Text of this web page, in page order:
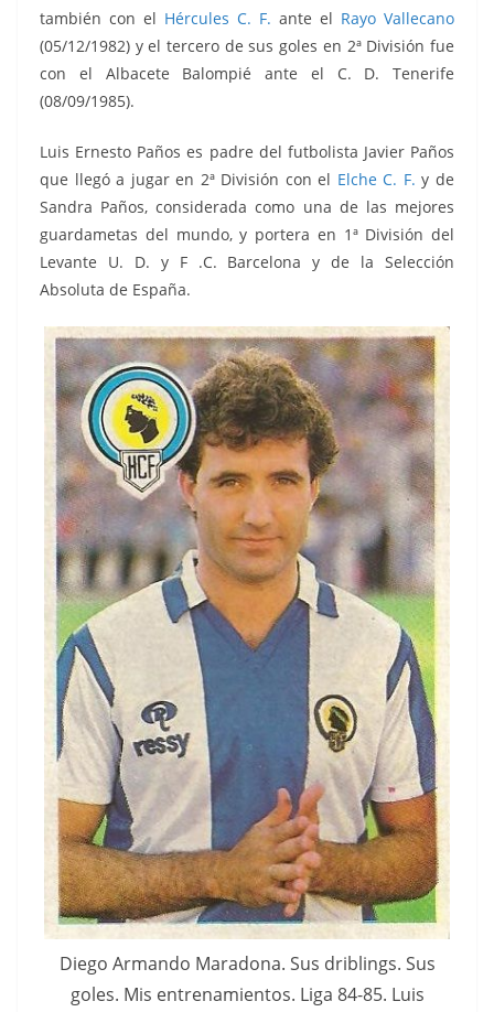
también con el Hércules C. F. ante el Rayo Vallecano
(05/12/1982) y el tercero de sus goles en 2ª División fue
con el Albacete Balompié ante el C. D. Tenerife
(08/09/1985).
Luis Ernesto Paños es padre del futbolista Javier Paños
que llegó a jugar en 2ª División con el Elche C. F. y de
Sandra Paños, considerada como una de las mejores
guardametas del mundo, y portera en 1ª División del
Levante U. D. y F .C. Barcelona y de la Selección
Absoluta de España.
Diego Armando Maradona. Sus driblings. Sus
goles. Mis entrenamientos. Liga 84-85. Luis